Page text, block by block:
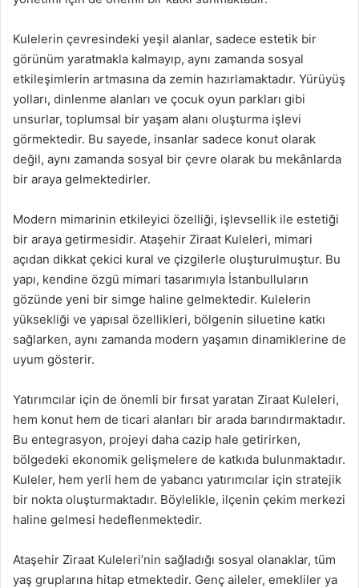
Kulelerin çevresindeki yeşil alanlar, sadece estetik bir
görünüm yaratmakla kalmayıp, aynı zamanda sosyal
etkileşimlerin artmasına da zemin hazırlamaktadır. Yürüyüş
yolları, dinlenme alanları ve çocuk oyun parkları gibi
unsurlar, toplumsal bir yaşam alanı oluşturma işlevi
görmektedir. Bu sayede, insanlar sadece konut olarak
değil, aynı zamanda sosyal bir çevre olarak bu mekânlarda
bir araya gelmektedirler.
Modern mimarinin etkileyici özelliği, işlevsellik ile estetiği
bir araya getirmesidir. Ataşehir Ziraat Kuleleri, mimari
açıdan dikkat çekici kural ve çizgilerle oluşturulmuştur. Bu
yapı, kendine özgü mimari tasarımıyla İstanbulluların
gözünde yeni bir simge haline gelmektedir. Kulelerin
yüksekliği ve yapısal özellikleri, bölgenin siluetine katkı
sağlarken, aynı zamanda modern yaşamın dinamiklerine de
uyum gösterir.
Yatırımcılar için de önemli bir fırsat yaratan Ziraat Kuleleri,
hem konut hem de ticari alanları bir arada barındırmaktadır.
Bu entegrasyon, projeyi daha cazip hale getirirken,
bölgedeki ekonomik gelişmelere de katkıda bulunmaktadır.
Kuleler, hem yerli hem de yabancı yatırımcılar için stratejik
bir nokta oluşturmaktadır. Böylelikle, ilçenin çekim merkezi
haline gelmesi hedeflenmektedir.
Ataşehir Ziraat Kuleleri’nin sağladığı sosyal olanaklar, tüm
yaş gruplarına hitap etmektedir. Genç aileler, emekliler ya